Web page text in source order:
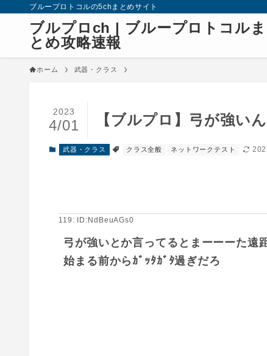
ブループロトコルの5chまとめサイト
ブルプロch | ブループロトコルま
とめ攻略速報
ホーム 武器・クラス
【ブルプロ】弓が強い
2023
4/01
武器・クラス クラス全般 ネットワークテスト
119: ID:NdBeuAGs0
弓が強いとか言ってるとまーーーた
始まる前からｶﾞｯﾀｶﾞﾀ過ぎだろ